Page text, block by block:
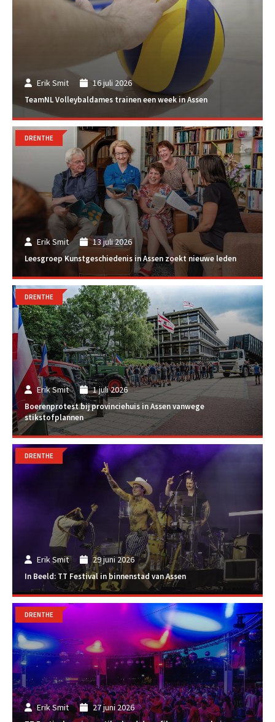
Erik Smit 16 juli 2026
TeamNL Volleybaldames trainen een week in Assen
Erik Smit 13 juli 2026
Leesgroep Kunstgeschiedenis in Assen zoekt nieuwe leden
DRENTHE
Erik Smit 1 juli 2026
Boerenprotest bij provinciehuis in Assen vanwege
stikstofplannen
DRENTHE
Erik Smit 29 juni 2026
In Beeld: TT Festival in binnenstad van Assen
DRENTHE
Erik Smit 27 juni 2026
DRENTHE